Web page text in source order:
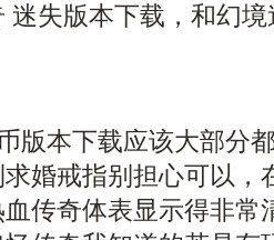
迷失版本下载，和幻
版本下载应该大部分
婚戒指别担心可以，
传奇体表显示得非常